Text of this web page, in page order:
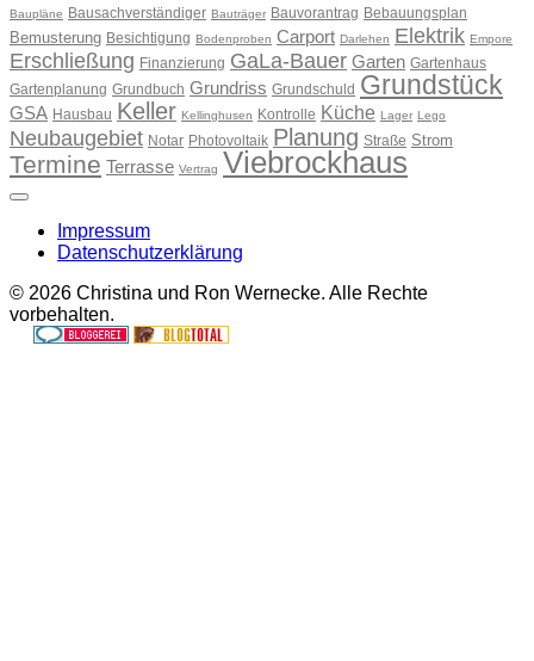
Baupläne Bausachverständiger Bauträger Bauvorantrag Bebauungsplan
Bemusterung Besichtigung Bodenproben Carport Darlehen Elektrik Empore
Erschließung Finanzierung GaLa-Bauer Garten Gartenhaus
Gartenplanung Grundbuch Grundriss Grundschuld Grundstück
GSA Hausbau Keller Kellinghusen Kontrolle Küche Lager Lego
Neubaugebiet Notar Photovoltaik Planung Straße Strom
Termine Terrasse Vertrag Viebrockhaus
Impressum
Datenschutzerklärung
© 2026 Christina und Ron Wernecke. Alle Rechte
vorbehalten.